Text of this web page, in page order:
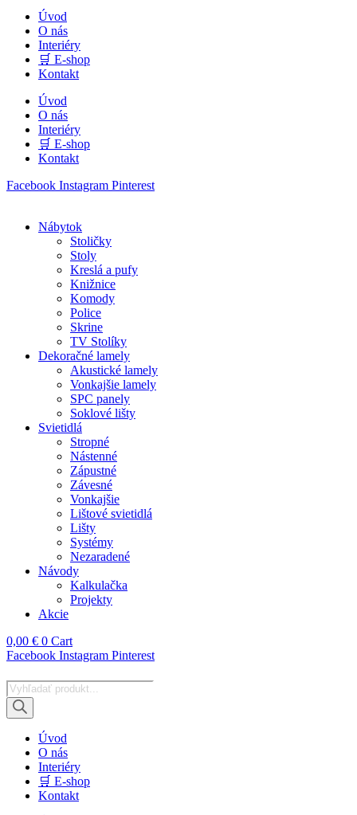
Úvod
O nás
Interiéry
🛒 E-shop
Kontakt
Úvod
O nás
Interiéry
🛒 E-shop
Kontakt
Facebook Instagram Pinterest
Nábytok
Stoličky
Stoly
Kreslá a pufy
Knižnice
Komody
Police
Skrine
TV Stolíky
Dekoračné lamely
Akustické lamely
Vonkajšie lamely
SPC panely
Soklové lišty
Svietidlá
Stropné
Nástenné
Zápustné
Závesné
Vonkajšie
Lištové svietidlá
Lišty
Systémy
Nezaradené
Návody
Kalkulačka
Projekty
Akcie
0,00 € 0 Cart
Facebook Instagram Pinterest
Products
search
Úvod
O nás
Interiéry
🛒 E-shop
Kontakt